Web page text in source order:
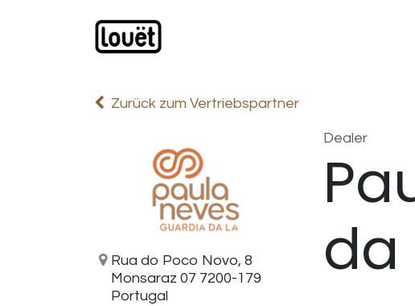
Zurück zum Vertriebspartner
Rua do Poco Novo, 8
Monsaraz 07 7200-179
Portugal
Dealer
da